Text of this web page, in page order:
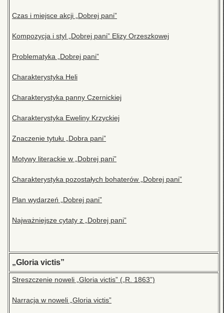
Czas i miejsce akcji „Dobrej pani”
Kompozycja i styl „Dobrej pani” Elizy Orzeszkowej
Problematyka „Dobrej pani”
Charakterystyka Heli
Charakterystyka panny Czernickiej
Charakterystyka Eweliny Krzyckiej
Znaczenie tytułu „Dobra pani”
Motywy literackie w „Dobrej pani”
Charakterystyka pozostałych bohaterów „Dobrej pani”
Plan wydarzeń „Dobrej pani”
Najważniejsze cytaty z „Dobrej pani”
„Gloria victis”
Streszczenie noweli „Gloria victis” („R. 1863”)
Narracja w noweli „Gloria victis”